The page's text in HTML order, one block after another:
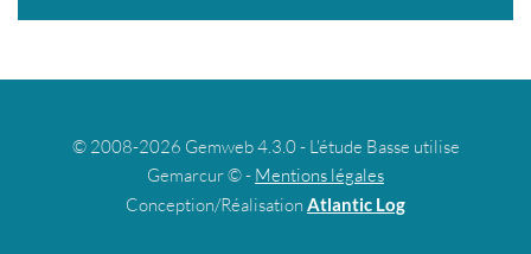
© 2008-2026 Gemweb 4.3.0 - L'étude Basse utilise
Gemarcur © - Mentions légales
Conception/Réalisation Atlantic Log